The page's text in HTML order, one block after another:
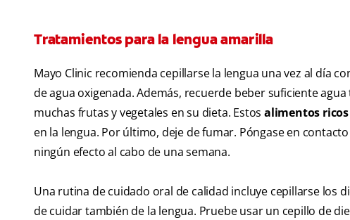
Tratamientos para la lengua amarilla
Mayo Clinic recomienda cepillarse la lengua una vez al día
de agua oxigenada. Además, recuerde beber suficiente
muchas frutas y vegetales en su dieta. Estos alimentos
en la lengua. Por último, deje de fumar. Póngase en
ningún efecto al cabo de una semana.
Una rutina de cuidado oral de calidad incluye cepillarse los
de cuidar también de la lengua. Pruebe usar un cepillo de